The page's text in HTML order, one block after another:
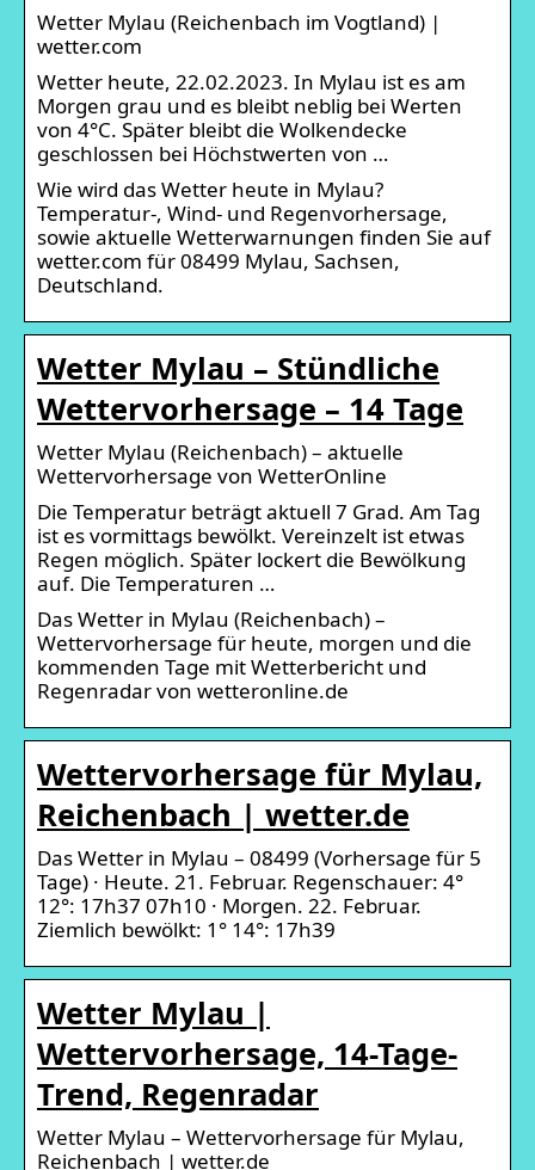
Wetter Mylau (Reichenbach im Vogtland) |
wetter.com
Wetter heute, 22.02.2023. In Mylau ist es am
Morgen grau und es bleibt neblig bei Werten
von 4°C. Später bleibt die Wolkendecke
geschlossen bei Höchstwerten von …
Wie wird das Wetter heute in Mylau?
Temperatur-, Wind- und Regenvorhersage,
sowie aktuelle Wetterwarnungen finden Sie auf
wetter.com für 08499 Mylau, Sachsen,
Deutschland.
Wetter Mylau – Stündliche
Wettervorhersage – 14 Tage
Wetter Mylau (Reichenbach) – aktuelle
Wettervorhersage von WetterOnline
Die Temperatur beträgt aktuell 7 Grad. Am Tag
ist es vormittags bewölkt. Vereinzelt ist etwas
Regen möglich. Später lockert die Bewölkung
auf. Die Temperaturen …
Das Wetter in Mylau (Reichenbach) –
Wettervorhersage für heute, morgen und die
kommenden Tage mit Wetterbericht und
Regenradar von wetteronline.de
Wettervorhersage für Mylau,
Reichenbach | wetter.de
Das Wetter in Mylau – 08499 (Vorhersage für 5
Tage) · Heute. 21. Februar. Regenschauer: 4°
12°: 17h37 07h10 · Morgen. 22. Februar.
Ziemlich bewölkt: 1° 14°: 17h39
Wetter Mylau |
Wettervorhersage, 14-Tage-
Trend, Regenradar
Wetter Mylau – Wettervorhersage für Mylau,
Reichenbach | wetter.de